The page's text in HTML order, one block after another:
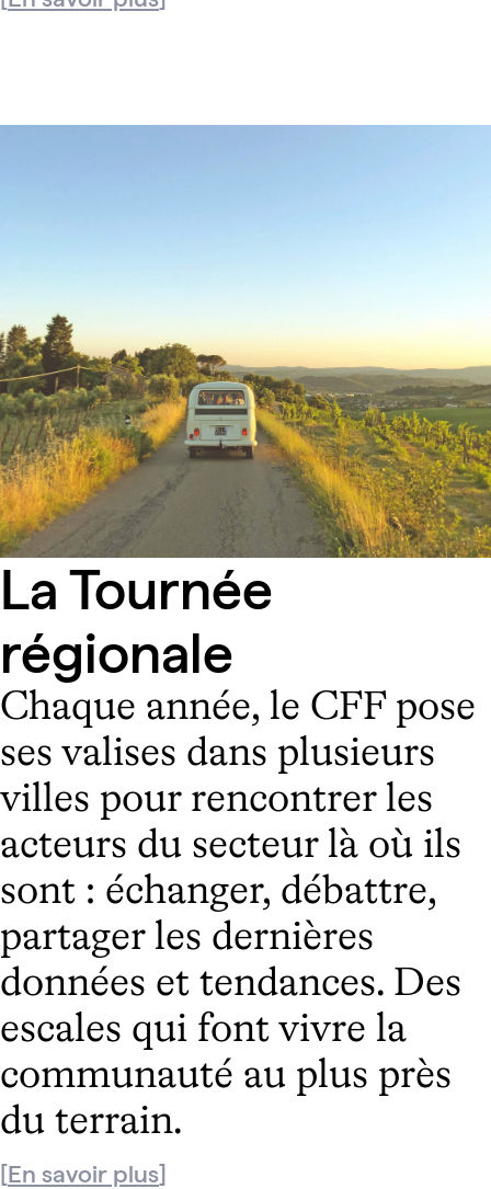
La Tournée
régionale
Chaque année, le CFF pose
ses valises dans plusieurs
villes pour rencontrer les
acteurs du secteur là où ils
sont : échanger, débattre,
partager les dernières
données et tendances. Des
escales qui font vivre la
communauté au plus près
du terrain.
En savoir plus